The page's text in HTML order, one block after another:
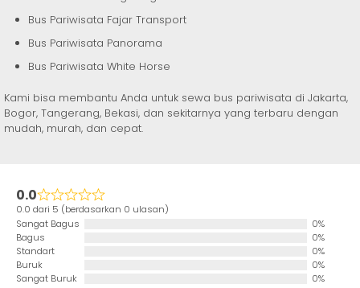
Bus Pariwisata Fajar Transport
Bus Pariwisata Panorama
Bus Pariwisata White Horse
Kami bisa membantu Anda untuk sewa bus pariwisata di Jakarta,
Bogor, Tangerang, Bekasi, dan sekitarnya yang terbaru dengan
mudah, murah, dan cepat.
0.0
0.0 dari 5 (berdasarkan 0 ulasan)
Sangat Bagus
0%
Bagus
0%
Standart
0%
Buruk
0%
Sangat Buruk
0%